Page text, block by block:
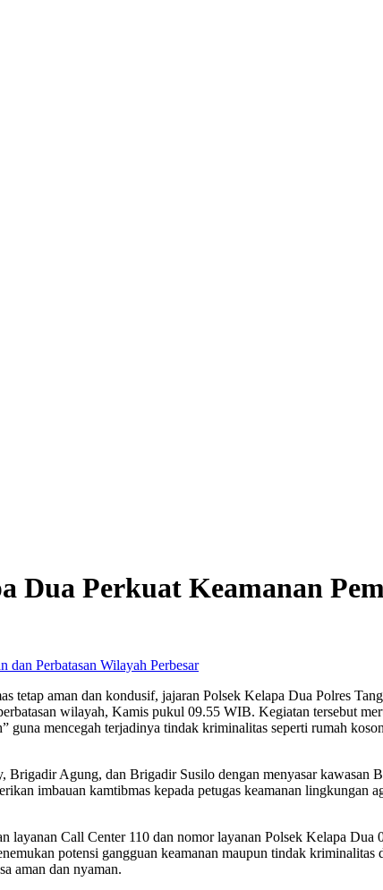
Dua Perkuat Keamanan
Perbesar
tetap aman dan kondusif, jajaran Polsek Kelapa Dua Polres
wilayah, Kamis pukul 09.55 WIB. Kegiatan tersebut
guna mencegah terjadinya tindak kriminalitas seperti rumah
Agung, dan Brigadir Susilo dengan menyasar kawasan
imbauan kamtibmas kepada petugas keamanan lingkungan
layanan Call Center 110 dan nomor layanan Polsek Kelapa
potensi gangguan keamanan maupun tindak
aman dan nyaman.